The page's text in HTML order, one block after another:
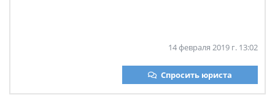
14 февраля 2019 г. 13:02
Спросить юриста